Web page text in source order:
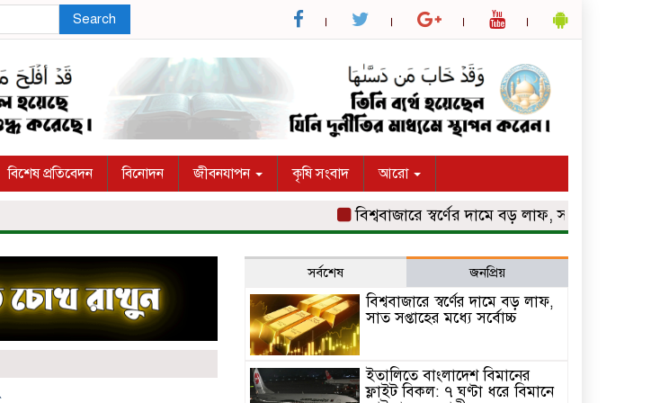
Search
বিশেষ প্রতিবেদন বিনোদন জীবনযাপন কৃষি সংবাদ আরো
বিশ্ববাজারে স্বর্ণের দামে বড় লাফ, সাত সপ্তাহের মধ্যে
সর্বশেষ জনপ্রিয়
বিশ্ববাজারে স্বর্ণের দামে বড় লাফ,
সাত সপ্তাহের মধ্যে সর্বোচ্চ
ইতালিতে বাংলাদেশ বিমানের
ফ্লাইট বিকল: ৭ ঘণ্টা ধরে বিমানে